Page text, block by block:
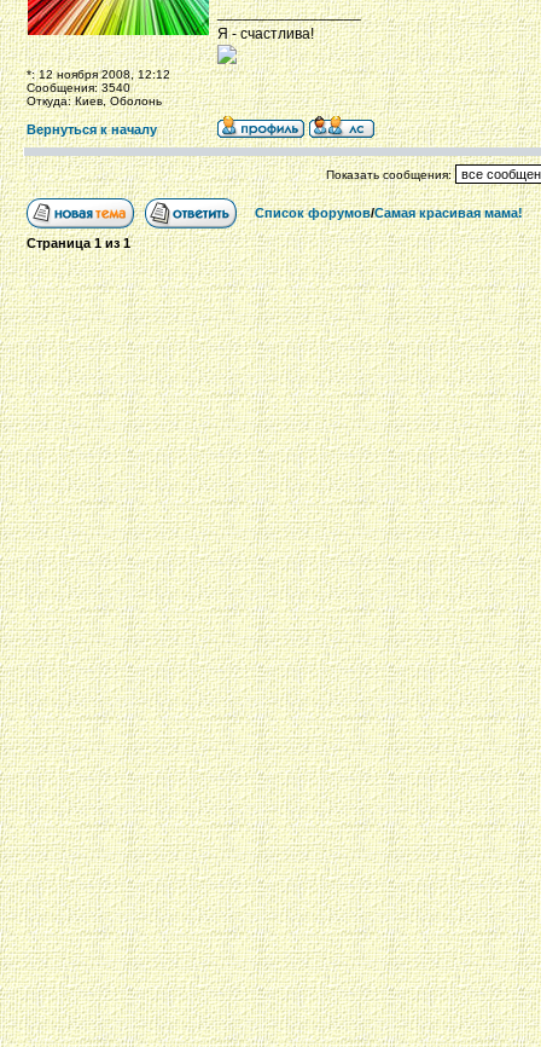
*: 12 ноября 2008, 12:12
Сообщения: 3540
Откуда: Киев, Оболонь
_________________
Я - счастлива!
Вернуться к началу
Показать сообщения:
Список форумов/Самая красивая мама!
Страница1из1